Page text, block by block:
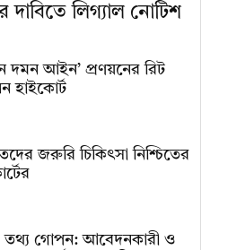
দাবিতে লিগ্যাল নোটিশ
দমন আইন’ প্রণয়নের রিট
হাইকোর্ট
জরুরি চিকিৎসা নিশ্চিতের
তথ্য গোপন: আবেদনকারী ও